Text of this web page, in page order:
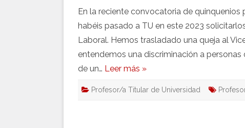
En la reciente convocatoria de
habéis pasado a TU en este 2023
Laboral. Hemos trasladado una queja al
entendemos una discriminación a
de un… Leer más »
Profesor/a Titular de Universidad